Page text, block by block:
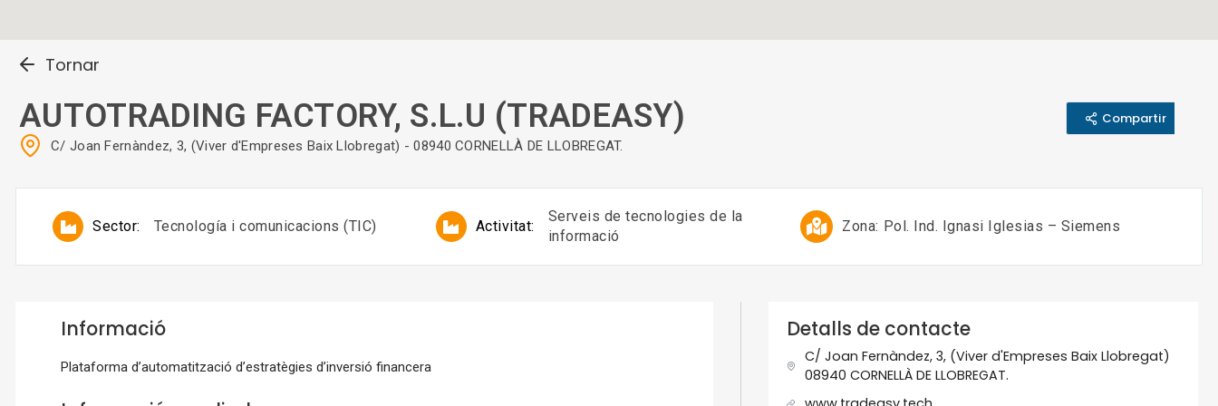
Tornar
AUTOTRADING FACTORY, S.L.U (TRADEASY)
C/ Joan Fernàndez, 3, (Viver d'Empreses Baix Llobregat) - 08940 CORNELLÀ DE LLOBREGAT.
Compartir
Sector: Tecnología i comunicacions (TIC) Activitat:
Serveis de tecnologies de la
informació
Zona: Pol. Ind. Ignasi Iglesias – Siemens
Informació
Plataforma d’automatització d’estratègies d’inversió financera
Detalls de contacte
C/ Joan Fernàndez, 3, (Viver d'Empreses Baix Llobregat)
08940 CORNELLÀ DE LLOBREGAT.